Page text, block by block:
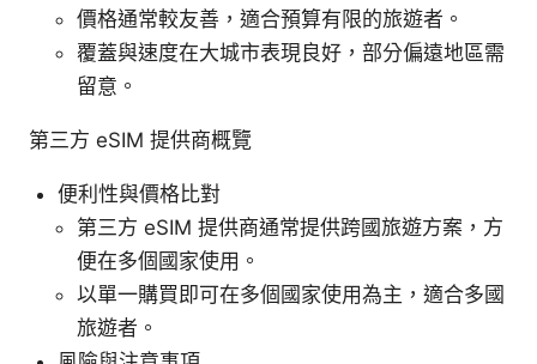
價格通常較友善，適合預算有限的旅遊者。
覆蓋與速度在大城市表現良好，部分偏遠地區需
留意。
第三方 eSIM 提供商概覽
便利性與價格比對
第三方 eSIM 提供商通常提供跨國旅遊方案，方
便在多個國家使用。
以單一購買即可在多個國家使用為主，適合多國
旅遊者。